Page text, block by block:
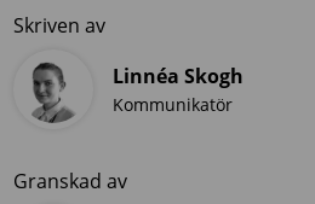
Skriven av
Linnéa Skogh
Kommunikatör
Granskad av